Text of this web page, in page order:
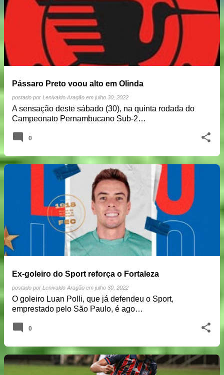
Pássaro Preto voou alto em Olinda
postado por Lenivaldo Aragão em julho 30, 2022
A sensação deste sábado (30), na quinta rodada do
Campeonato Pernambucano Sub-2…
0
Ex-goleiro do Sport reforça o Fortaleza
postado por Lenivaldo Aragão em julho 30, 2022
O goleiro Luan Polli, que já defendeu o Sport,
emprestado pelo São Paulo, é ago…
0